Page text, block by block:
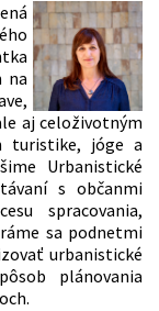
na
aj celoživotným
turistike, jóge a
Urbanistické
s občanmi
spracovania,
sa podnetmi
urbanistické
plánovania